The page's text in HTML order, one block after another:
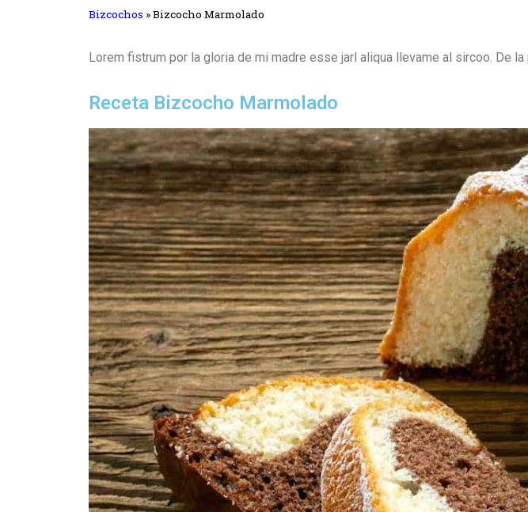
Bizcochos »Bizcocho Marmolado
Lorem fistrum por la gloria de mi madre esse jarl aliqua llevame al sircoo. De
Receta Bizcocho Marmolado